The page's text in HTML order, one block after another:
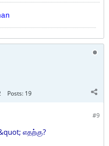
Posts: 19
#9
எதற்கு?